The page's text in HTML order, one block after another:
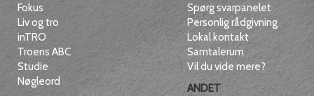
Fokus
Liv og tro
inTRO
Troens ABC
Studie
Nøgleord
Spørg svarpanelet
Personlig rådgivning
Lokal kontakt
Samtalerum
Vil du vide mere?
ANDET